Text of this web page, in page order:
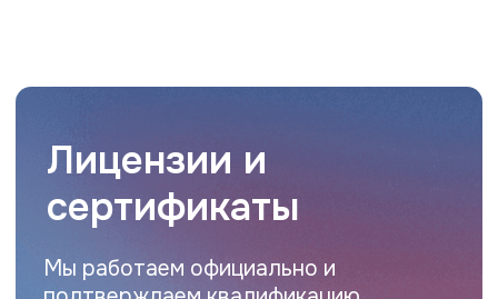
Нужна оценка
Оставьте заявку, и наш эксперт